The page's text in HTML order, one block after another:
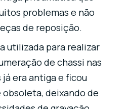
problemas e não
de reposição.
utilizada para realizar
de chassi nas
era antiga e ficou
deixando de